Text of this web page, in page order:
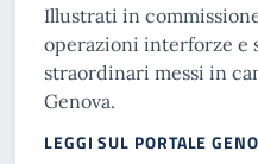
Illustrati in
operazioni interforze e
straordinari messi in
Genova.
LEGGI SUL PORTALE